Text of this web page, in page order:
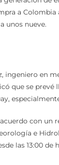
generación de
a Colombia
ingeniero en
que se prevé
con un
e
las 13:00 de